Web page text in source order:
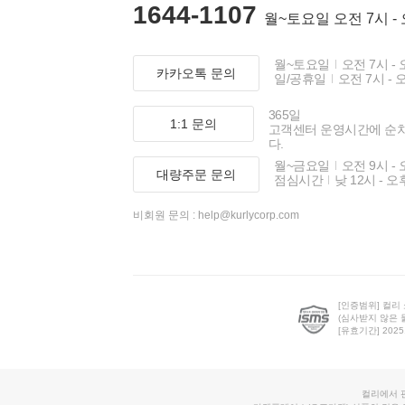
1644-1107 월~토요일 오전 7시 -
카카오톡 문의
월~토요일
오전 7시 -
일/공휴일
오전 7시 -
1:1 문의
365일
고객센터 운영시간에 순
다.
대량주문 문의
월~금요일
오전 9시 -
점심시간
낮 12시 - 오
비회원 문의 : help@kurlycorp.com
[인증범위] 컬리
(심사받지 않은
[유효기간]
컬리에서